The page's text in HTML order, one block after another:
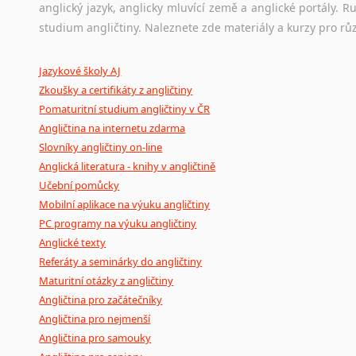
Ostatní pomůcky pro překladatele
poradny a pravidla
anglický jazyk, anglicky mluvící země a anglické portály.
studium angličtiny. Naleznete zde materiály a kurzy pro
Jazykové školy AJ
Zkoušky a certifikáty z angličtiny
Pomaturitní studium angličtiny v ČR
Angličtina na internetu zdarma
Slovníky angličtiny on-line
Anglická literatura - knihy v angličtině
Učební pomůcky
Mobilní aplikace na výuku angličtiny
PC programy na výuku angličtiny
Anglické texty
Referáty a seminárky do angličtiny
Maturitní otázky z angličtiny
Angličtina pro začátečníky
Angličtina pro nejmenší
Angličtina pro samouky